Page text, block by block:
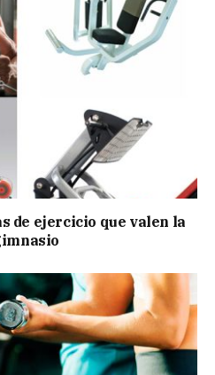
de ejercicio que valen la